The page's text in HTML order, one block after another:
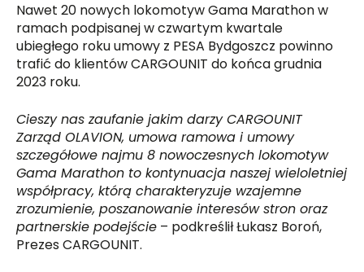
Nawet 20 nowych lokomotyw Gama Marathon w
ramach podpisanej w czwartym kwartale
ubiegłego roku umowy z PESA Bydgoszcz powinno
trafić do klientów CARGOUNIT do końca grudnia
2023 roku.
Cieszy nas zaufanie jakimdarzyCARGOUNIT
Zarząd OLAVION, umowa ramowa i umowy
szczegółowe najmu 8 nowoczesnych lokomotyw
Gama Marathon to kontynuacjanaszej wieloletniej
współpracy, którą charakteryzuje wzajemne
zrozumienie, poszanowanie interesów stron oraz
partnerskie podejście – podkreślił Łukasz Boroń,
Prezes CARGOUNIT.